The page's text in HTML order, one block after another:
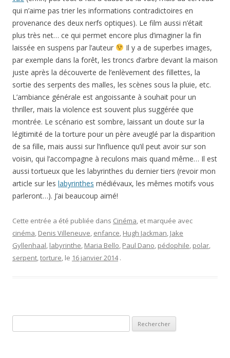
qui n’aime pas trier les informations contradictoires en
provenance des deux nerfs optiques). Le film aussi n’était
plus très net… ce qui permet encore plus d’imaginer la fin
laissée en suspens par l’auteur
Il y a de superbes images,
par exemple dans la forêt, les troncs d’arbre devant la maison
juste après la découverte de l’enlèvement des fillettes, la
sortie des serpents des malles, les scènes sous la pluie, etc.
L’ambiance générale est angoissante à souhait pour un
thriller, mais la violence est souvent plus suggérée que
montrée. Le scénario est sombre, laissant un doute sur la
légitimité de la torture pour un père aveuglé par la disparition
de sa fille, mais aussi sur l’influence qu’il peut avoir sur son
voisin, qui l’accompagne à reculons mais quand même… Il est
aussi tortueux que les labyrinthes du dernier tiers (revoir mon
article sur les labyrinthes médiévaux, les mêmes motifs vous
parleront…). J’ai beaucoup aimé!
Cette entrée a été publiée dans Cinéma, et marquée avec
cinéma, Denis Villeneuve, enfance, Hugh Jackman, Jake
Gyllenhaal, labyrinthe, Maria Bello, Paul Dano, pédophile, polar,
serpent,torture, le 16 janvier 2014 .